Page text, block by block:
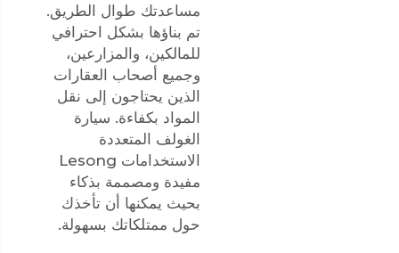
مساعدتك طوال الطريق.
تم بناؤها بشكل احترافي
للمالكين، والمزارعين،
وجميع أصحاب العقارات
الذين يحتاجون إلى نقل
المواد بكفاءة. سيارة
الغولف المتعددة
الاستخدامات Lesong
مفيدة ومصممة بذكاء
بحيث يمكنها أن تأخذك
حول ممتلكاتك بسهولة.